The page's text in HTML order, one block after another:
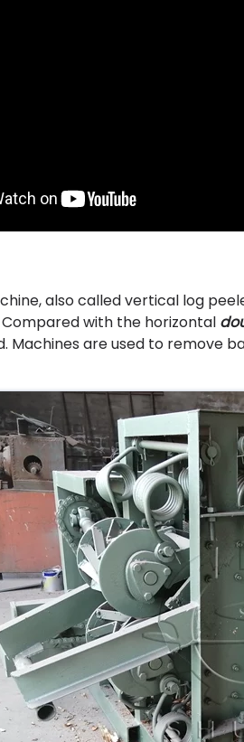
also called vertical log
with the horizontal
Machines are used to remove